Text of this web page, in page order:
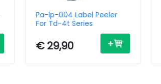
Pa-lp-004 Label Peeler
For Td-4t Series
€ 29,90